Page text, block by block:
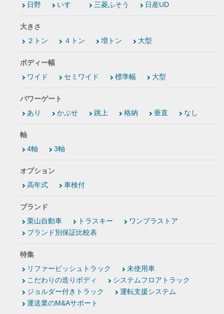
日野
いすゞ 三菱ふそう 日産UD
大きさ
２トン
４トン 増トン 大型
ボディー幅
ワイド
セミワイド 標準幅 大型
パワーゲート
あり
かぶせ 跳上 格納 垂直 なし
軸
4軸
3軸
オプション
高年式
車検付
ブランド
栗山自動車
トラスキー
ワンプラストア
ブランド別保証比較表
特集
リファービッシュトラック
未使用車
こだわりの造りボディ
システムフロアトラック
ジョルダー付きトラック
運転支援システム
運送業のM&Aサポート